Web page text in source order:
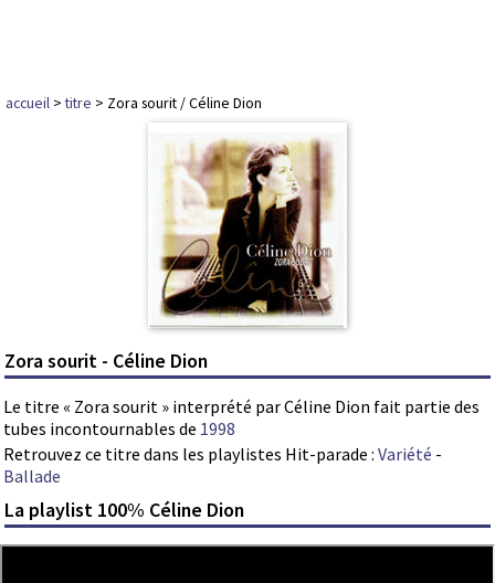
accueil >titre > Zora sourit / Céline Dion
Zora sourit - Céline Dion
Le titre « Zora sourit » interprété par Céline Dion fait partie des
tubes incontournables de 1998
Retrouvez ce titre dans les playlistes Hit-parade : Variété -
Ballade
La playlist 100% Céline Dion